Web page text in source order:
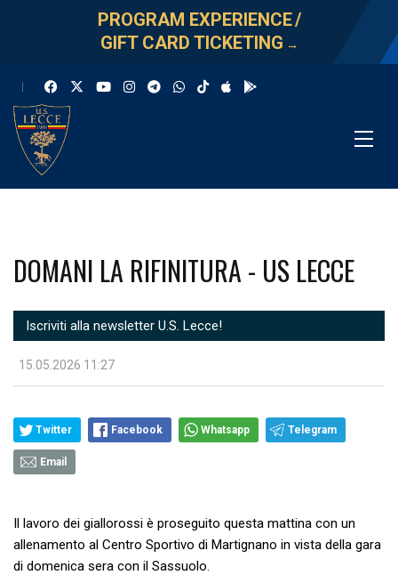
PROGRAM EXPERIENCE/
GIFT CARD TICKETING →
DOMANI LA RIFINITURA - US LECCE
Iscriviti alla newsletter U.S. Lecce!
15.05.2026 11:27
Twitter Facebook Whatsapp Telegram
Email
Il lavoro dei giallorossi è proseguito questa mattina con un
allenamento al Centro Sportivo di Martignano in vista della gara
di domenica sera con il Sassuolo.